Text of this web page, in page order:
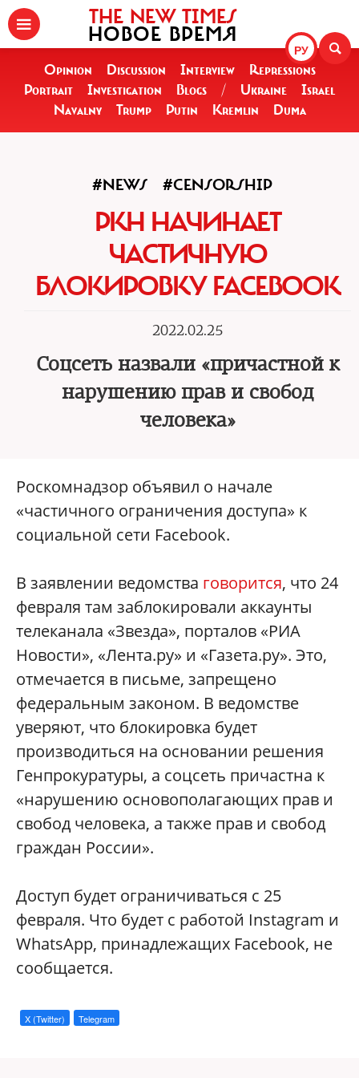
РУ
THE NEW TIMES
НОВОЕ ВРЕМЯ
Opinion Discussion Interview
Repressions
Portrait
Investigation Blogs / Ukraine
Israel
Navalny
Trump Putin Kremlin Duma
#NEWS #CENSORSHIP
РКН НАЧИНАЕТ
ЧАСТИЧНУЮ
БЛОКИРОВКУ FACEBOOK
2022.02.25
Соцсеть назвали «причастной к
нарушению прав и свобод
человека»
Роскомнадзор объявил о начале
«частичного ограничения доступа» к
социальной сети Facebook.
В заявлении ведомства говорится, что 24
февраля там заблокировали аккаунты
телеканала «Звезда», порталов «РИА
Новости», «Лента.ру» и «Газета.ру». Это,
отмечается в письме, запрещено
федеральным законом. В ведомстве
уверяют, что блокировка будет
производиться на основании решения
Генпрокуратуры, а соцсеть причастна к
«нарушению основополагающих прав и
свобод человека, а также прав и свобод
граждан России».
Доступ будет ограничиваться с 25
февраля. Что будет с работой Instagram и
WhatsApp, принадлежащих Facebook, не
сообщается.
X (Twitter) Telegram